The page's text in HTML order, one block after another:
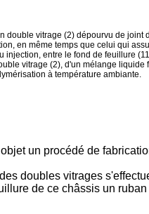
double vitrage (2) dépourvu de joint
en même temps que celui qui
injection, entre le fond de feuillure
vitrage (2), d'un mélange liquide
à température ambiante.
un procédé de
doubles vitrages
de ce châssis un